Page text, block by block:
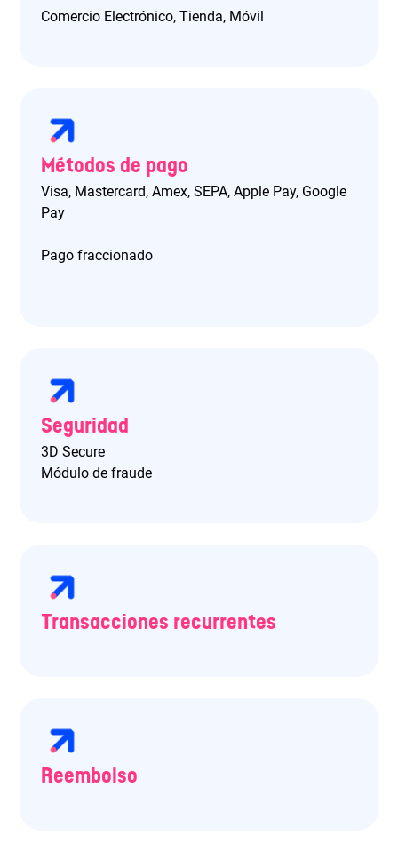
Comercio Electrónico, Tienda, Móvil
Métodos de pago
Visa, Mastercard, Amex, SEPA, Apple Pay, Google
Pay
Pago fraccionado
Seguridad
3D Secure
Módulo de fraude
Transacciones recurrentes
Reembolso